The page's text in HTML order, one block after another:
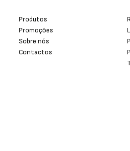
Produtos
Promoções
Sobre nós
Contactos